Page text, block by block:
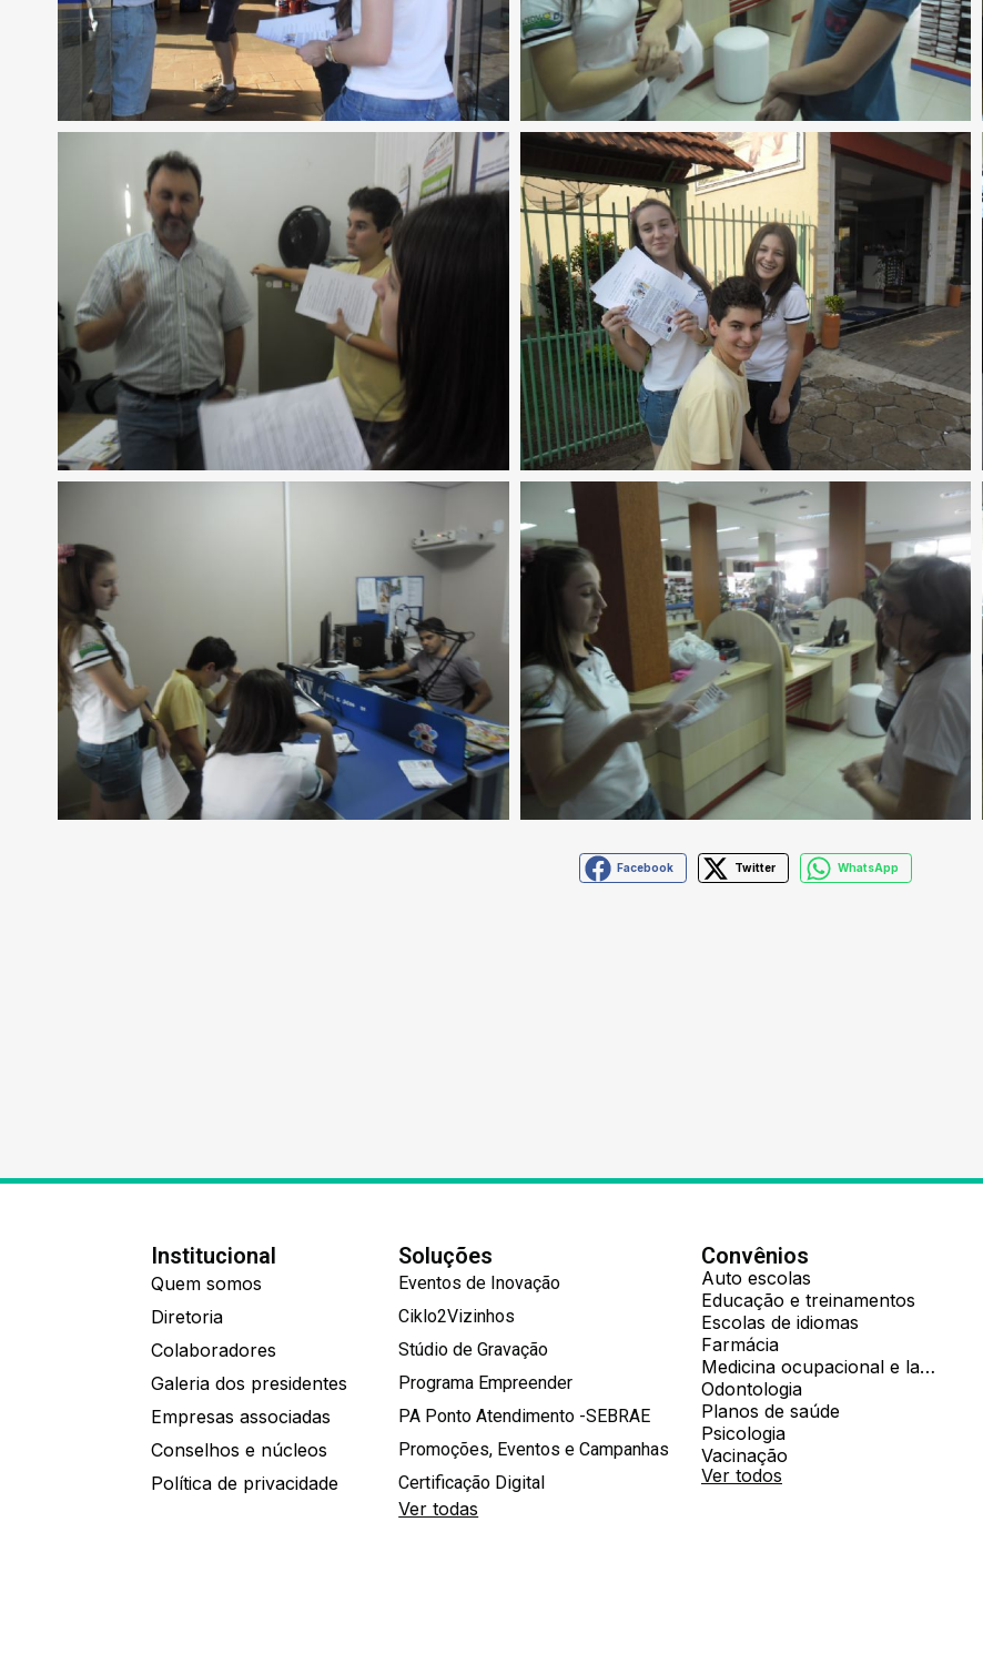
Facebook Twitter WhatsApp
Institucional
Quem somos
Diretoria
Colaboradores
Galeria dos presidentes
Empresas associadas
Conselhos e núcleos
Política de privacidade
Soluções
Eventos de Inovação
Ciklo2Vizinhos
Stúdio de Gravação
Programa Empreender
PA Ponto Atendimento -SEBRAE
Promoções, Eventos e Campanhas
Certificação Digital
Ver todas
Convênios
Auto escolas
Educação e treinamentos
Escolas de idiomas
Farmácia
Medicina ocupacional e laboratorial
Odontologia
Planos de saúde
Psicologia
Vacinação
Ver todos